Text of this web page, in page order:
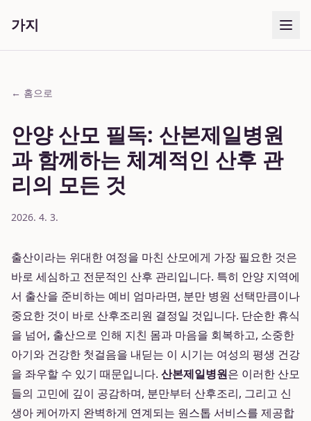
가지
← 홈으로
안양 산모 필독: 산본제일병원
과 함께하는 체계적인 산후 관
리의 모든 것
2026. 4. 3.
출산이라는 위대한 여정을 마친 산모에게 가장 필요한 것은
바로 세심하고 전문적인 산후 관리입니다. 특히 안양 지역에
서 출산을 준비하는 예비 엄마라면, 분만 병원 선택만큼이나
중요한 것이 바로 산후조리원 결정일 것입니다. 단순한 휴식
을 넘어, 출산으로 인해 지친 몸과 마음을 회복하고, 소중한
아기와 건강한 첫걸음을 내딛는 이 시기는 여성의 평생 건강
을 좌우할 수 있기 때문입니다. 산본제일병원은 이러한 산모
들의 고민에 깊이 공감하며, 분만부터 산후조리, 그리고 신
생아 케어까지 완벽하게 연계되는 원스톱 서비스를 제공합